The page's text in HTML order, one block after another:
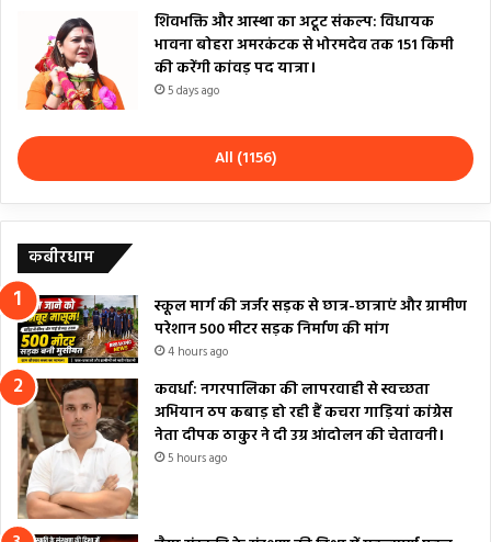
शिवभक्ति और आस्था का अटूट संकल्प: विधायक
भावना बोहरा अमरकंटक से भोरमदेव तक 151 किमी
की करेंगी कांवड़ पद यात्रा।
5 days ago
All (1156)
कबीरधाम
स्कूल मार्ग की जर्जर सड़क से छात्र-छात्राएं और ग्रामीण
परेशान 500 मीटर सड़क निर्माण की मांग
4 hours ago
कवर्धा: नगरपालिका की लापरवाही से स्वच्छता
अभियान ठप कबाड़ हो रही हैं कचरा गाड़ियां कांग्रेस
नेता दीपक ठाकुर ने दी उग्र आंदोलन की चेतावनी।
5 hours ago